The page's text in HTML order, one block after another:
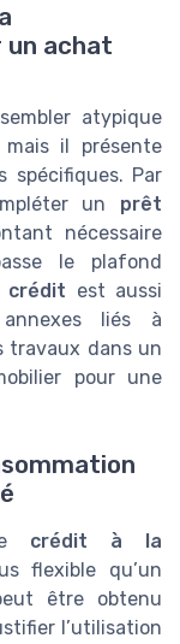
un achat
atypique
il présente
spécifiques. Par
un prêt
nécessaire
le plafond
crédit est aussi
liés à
travaux dans un
pour une
crédit à la
flexible qu’un
être obtenu
l’utilisation